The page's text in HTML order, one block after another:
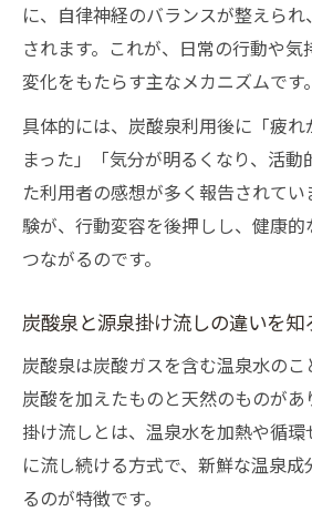
天然温泉炭酸泉で心身の
近畿の強炭酸泉で毎日の
源泉掛け流し炭酸泉の満
に、自律神経のバランスが整えら
されます。これが、日常の行動や気
変化をもたらす主なメカニズムです。
具体的には、炭酸泉利用後に「疲
まった」「気分が明るくなり、活動
た利用者の感想が多く報告されて
験が、行動変容を後押しし、健康
つながるのです。
炭酸泉と源泉掛け流しの違いを知
炭酸泉は炭酸ガスを含む温泉水の
炭酸を加えたものと天然のものが
掛け流しとは、温泉水を加熱や循
に流し続ける方式で、新鮮な温泉
るのが特徴です。